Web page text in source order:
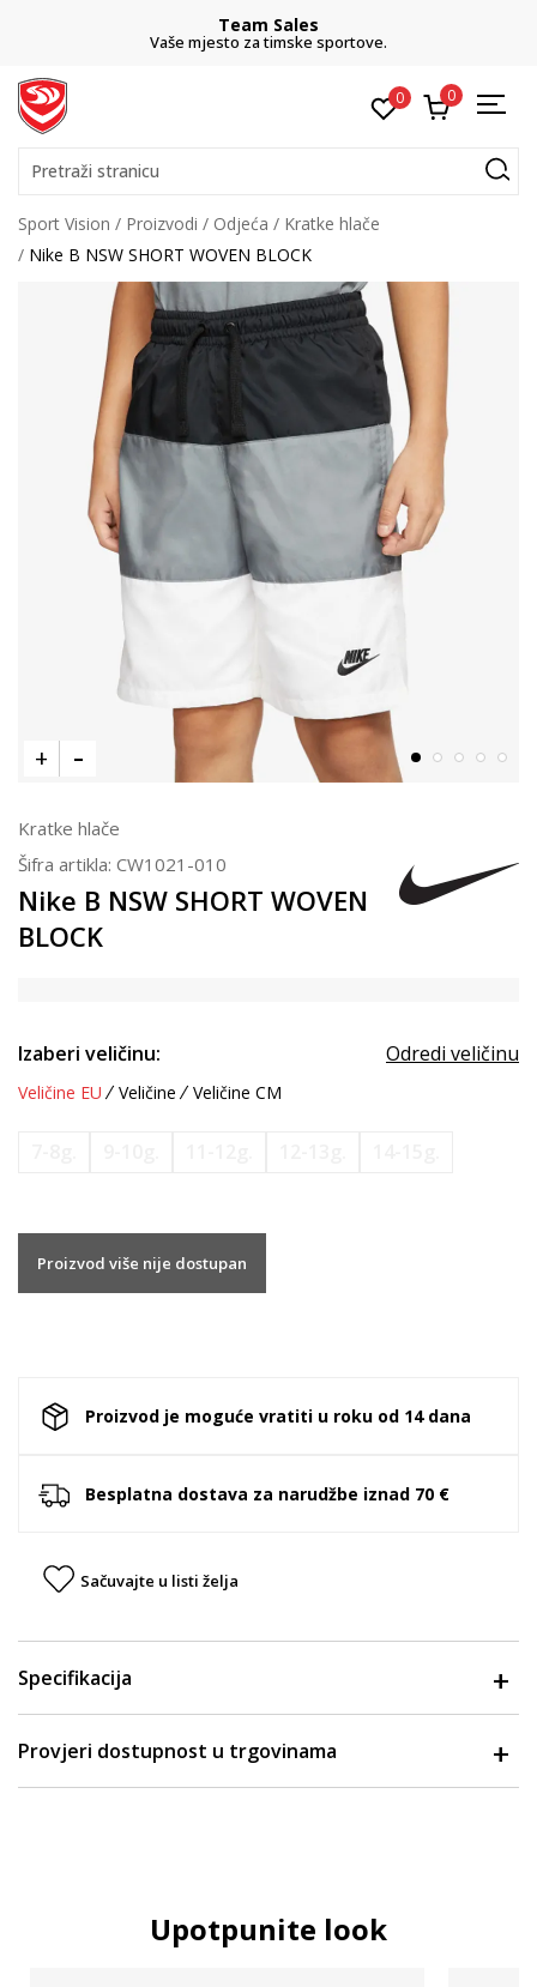
Team Sales
Vaše mjesto za timske sportove.
0 0
Pretraži stranicu
Sport Vision Proizvodi Odjeća
Kratke hlače
Nike B NSW SHORT WOVEN BLOCK
Kratke hlače
Šifra artikla: CW1021-010
Nike B NSW SHORT WOVEN
BLOCK
Izaberi veličinu: Odredi veličinu
Veličine EU Veličine Veličine CM
Proizvod više nije dostupan
Proizvod je moguće vratiti u roku od 14 dana
Besplatna dostava za narudžbe iznad 70 €
Sačuvajte u listi želja
Specifikacija
Provjeri dostupnost u trgovinama
Upotpunite look